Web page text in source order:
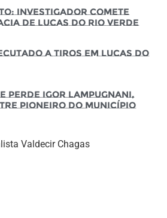
Investigador comete
de Lucas do Rio Verde
a tiros em Lucas do
perde Igor Lampugnani,
pioneiro do município
Valdecir Chagas